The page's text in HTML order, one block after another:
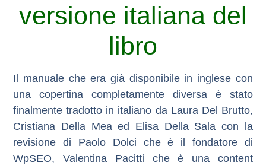
versione italiana del
libro
Il manuale che era già disponibile in inglese con
una copertina completamente diversa è stato
finalmente tradotto in italiano da Laura Del Brutto,
Cristiana Della Mea ed Elisa Della Sala con la
revisionedi Paolo Dolci che è il fondatore di
WpSEO, Valentina Pacitti che è una content